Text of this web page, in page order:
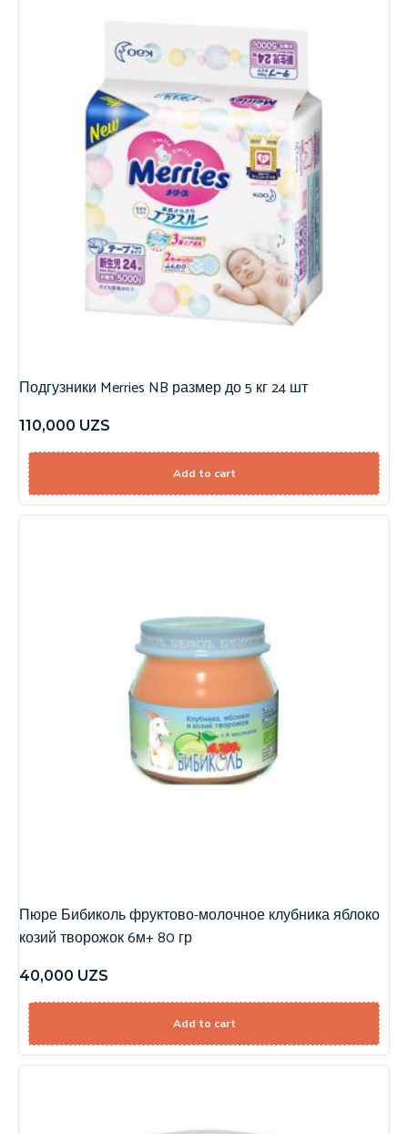
Подгузники Merries NB размер до 5 кг 24 шт
110,000 UZS
Add to cart
Пюре Бибиколь фруктово-молочное клубника яблоко
козий творожок 6м+ 80 гр
40,000 UZS
Add to cart